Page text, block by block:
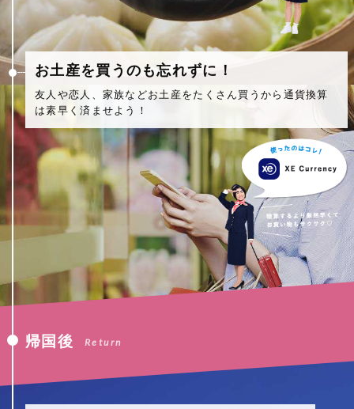
お土産を買うのも忘れずに！
友人や恋人、家族などお土産をたくさん買うから通貨換算
は素早く済ませよう！
帰国後 Return